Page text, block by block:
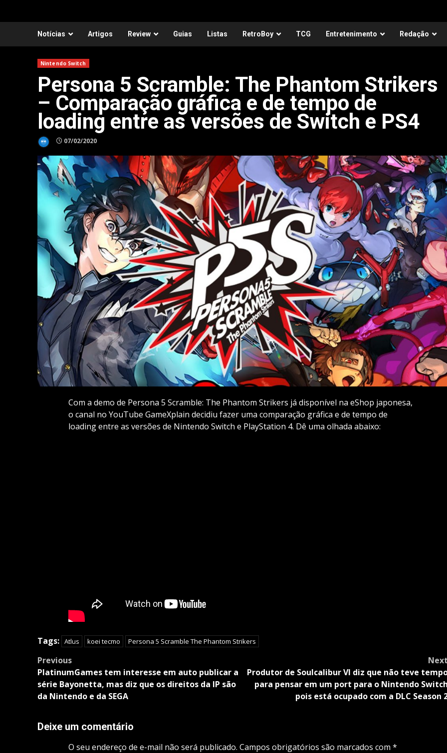
Notícias Artigos Review Guias Listas RetroBoy TCG Entretenimento Redação
Nintendo Switch
Persona 5 Scramble: The Phantom Strikers
– Comparação gráfica e de tempo de
loading entre as versões de Switch e PS4
07/02/2020
Com a demo de Persona 5 Scramble: The Phantom Strikers já disponível na eShop japonesa,
o canal no YouTube GameXplain decidiu fazer uma comparação gráfica e de tempo de
loading entre as versões de Nintendo Switch e PlayStation 4. Dê uma olhada abaixo:
Tags: Atlus koei tecmo Persona 5 Scramble The Phantom Strikers
Post
navigation
Previous
PlatinumGames tem interesse em auto publicar a
série Bayonetta, mas diz que os direitos da IP são
da Nintendo e da SEGA
Produtor de Soulcalibur VI diz que não teve
para pensar em um port para o Nintendo
pois está ocupado com a DLC Season
Deixe um comentário
O seu endereço de e-mail não será publicado. Campos obrigatórios são marcados com *